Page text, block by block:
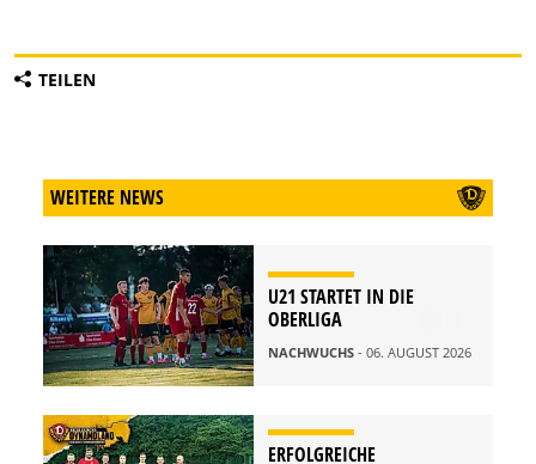
TEILEN
WEITERE NEWS
U21 STARTET IN DIE
OBERLIGA
NACHWUCHS - 06. AUGUST 2026
ERFOLGREICHE